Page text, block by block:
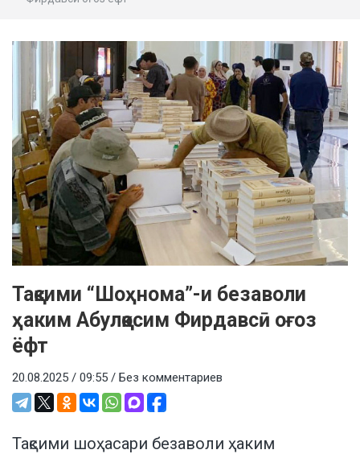
Тақсими “Шоҳнома”-и безаволи
ҳаким Абулқосим Фирдавсӣ оғоз
ёфт
20.08.2025 / 09:55 / Без комментариев
Тақсими шоҳасари безаволи ҳаким